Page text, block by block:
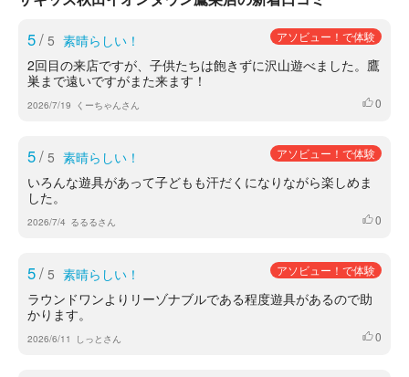
5/ 5 素晴らしい！ アソビュー！で体験
2回目の来店ですが、子供たちは飽きずに沢山遊べました。鷹
巣まで遠いですがまた来ます！
2026/7/19 くーちゃんさん いいね
0
5/ 5 素晴らしい！ アソビュー！で体験
いろんな遊具があって子どもも汗だくになりながら楽しめま
した。
2026/7/4 るるるさん いいね
0
5/ 5 素晴らしい！ アソビュー！で体験
ラウンドワンよりリーゾナブルである程度遊具があるので助
かります。
2026/6/11 しっとさん いいね
0